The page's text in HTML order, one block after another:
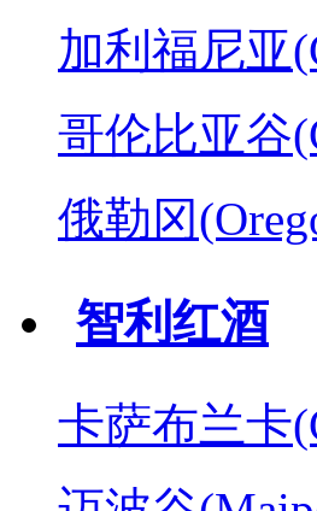
加利福尼亚
哥伦比亚谷
俄勒冈
智利红酒
卡萨布兰卡